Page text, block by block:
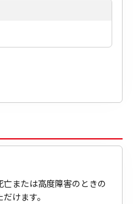
亡または高度障害のときの
けます。